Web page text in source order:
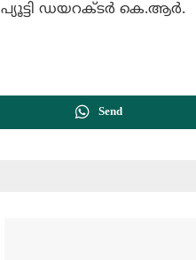
ഡയറക്ടര്‍ കെ.ആര്‍.
Send